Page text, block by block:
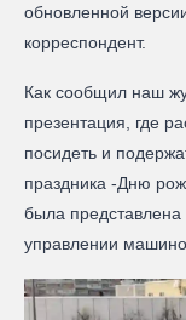
обновленной
корреспондент.
Как сообщил наш
презентация, где
посидеть и
праздника -Дню
была представлена
управлении